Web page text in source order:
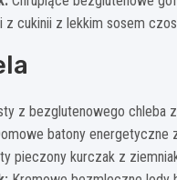
z cukinii z lekkim sosem
z bezglutenowego chleba
batony energetyczne
pieczony kurczak z